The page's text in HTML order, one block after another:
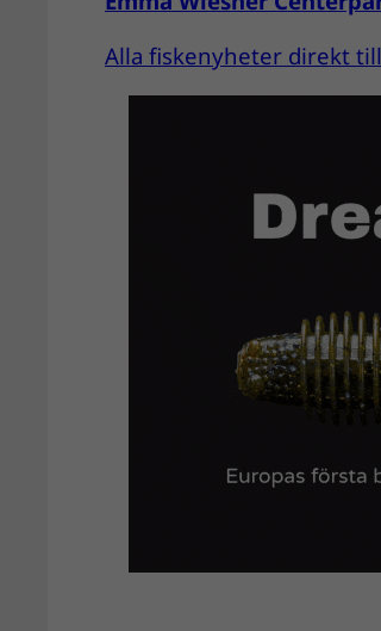
Alla fiskenyheter direkt